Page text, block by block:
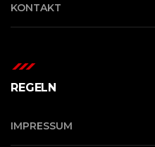
KONTAKT
REGELN
IMPRESSUM